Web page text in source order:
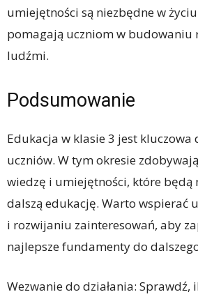
umiejętności są niezbędne w
pomagają uczniom w budowaniu
ludźmi.
Podsumowanie
Edukacja w klasie 3 jest kluczowa
uczniów. W tym okresie
wiedzę i umiejętności, które będą
dalszą edukację. Warto wspierać
i rozwijaniu zainteresowań, aby
najlepsze fundamenty do
Wezwanie do działania: Sprawdź,